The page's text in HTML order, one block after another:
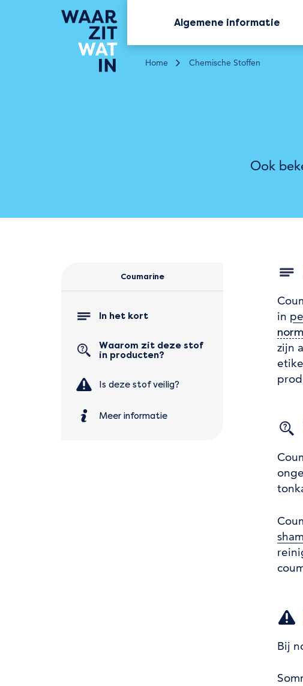
Algemene informatie
Home Chemische Stoffen
Ook
Coumarine
In het kort
Waarom zit deze stof
in producten?
Is deze stof veilig?
Meer informatie
in
zijn
Bij